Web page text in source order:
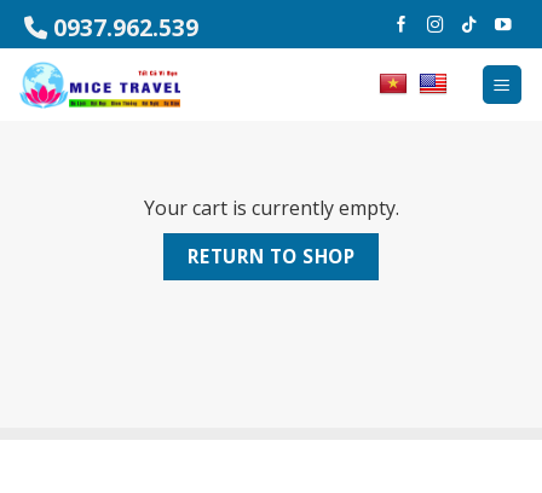
Chuyển
đến
nội
dung
0937.962.539
Your cart is currently empty.
RETURN TO SHOP